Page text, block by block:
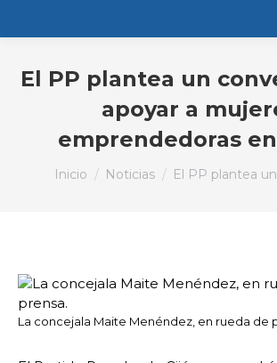
El PP plantea un
apoyar a
emprendedoras
Estás aquí:
Inicio Noticias El PP plantea
La concejala Maite Menéndez, en rueda de